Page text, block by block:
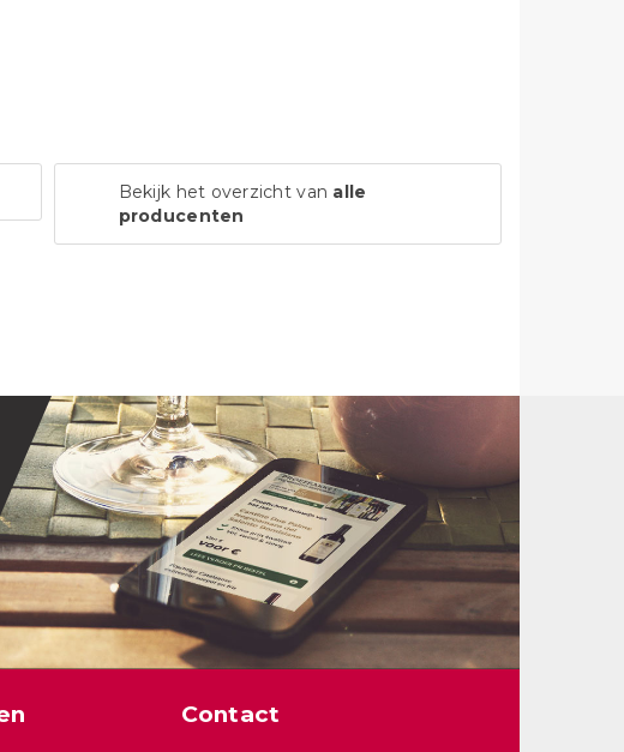
Bekijk het overzicht van alle
producenten
Contact